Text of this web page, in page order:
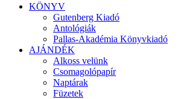
KÖNYV
Gutenberg Kiadó
Antológiák
Pallas-Akadémia Könyvkiadó
AJÁNDÉK
Alkoss velünk
Csomagolópapír
Naptárak
Füzetek